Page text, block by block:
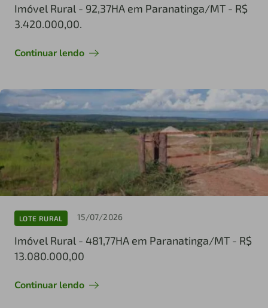
Imóvel Rural - 92,37HA em Paranatinga/MT - R$
3.420.000,00.
Continuar lendo
LOTE RURAL 15/07/2026
Imóvel Rural - 481,77HA em Paranatinga/MT - R$
13.080.000,00
Continuar lendo